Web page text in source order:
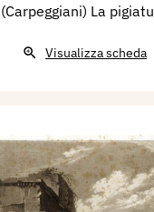
(Carpeggiani) La
Visualizza scheda